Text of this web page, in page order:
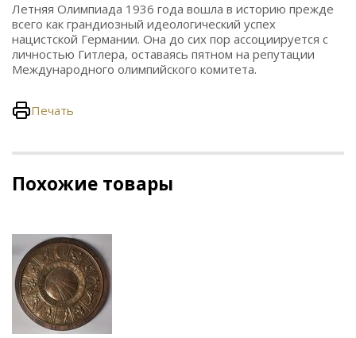
Летняя Олимпиада 1936 года вошла в историю прежде
всего как грандиозный идеологический успех
нацистской Германии. Она до сих пор ассоциируется с
личностью Гитлера, оставаясь пятном на репутации
Международного олимпийского комитета.
Печать
Похожие товары